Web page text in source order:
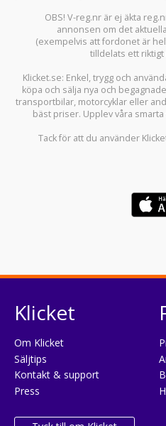
OBS! V-reg.nr är ej äkta
annonsen om det
(exempelvis att fordonet är
tilldelats ett
Klicket.se: Enkel, trygg och
köpa och sälja nya och
transportbilar, motorcyklar eller
bäst priser. Upplev våra
Tack för att du använder
Klicket
Om Klicket
Säljtips
Kontakt & support
Press